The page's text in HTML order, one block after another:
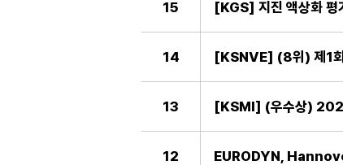
15 [KGS] 지진 액상화
14 [KSNVE] (8위) 제1회
13 [KSMI] (우수상)
12 EURODYN,